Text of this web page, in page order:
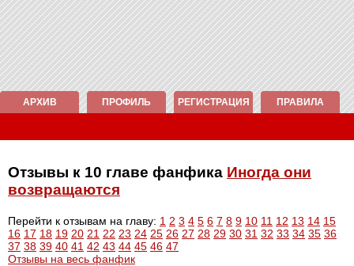
АРХИВ ПРОФИЛЬ РЕГИСТРАЦИЯ ПРАВИЛА
Отзывы к 10 главе фанфика Иногда они
возвращаются
Перейти к отзывам на главу: 1 2 3 4 5 6 7 8 9 10 11 12 13 14 15
16 17 18 19 20 21 22 23 24 25 26 27 28 29 30 31 32 33 34 35 36
37 38 39 40 41 42 43 44 45 46 47
Отзывы на весь фанфик